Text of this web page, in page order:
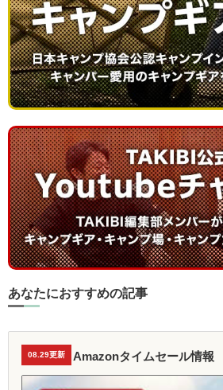
あなたにおすすめの記事
08.29更新 Amazonタイムセール情報